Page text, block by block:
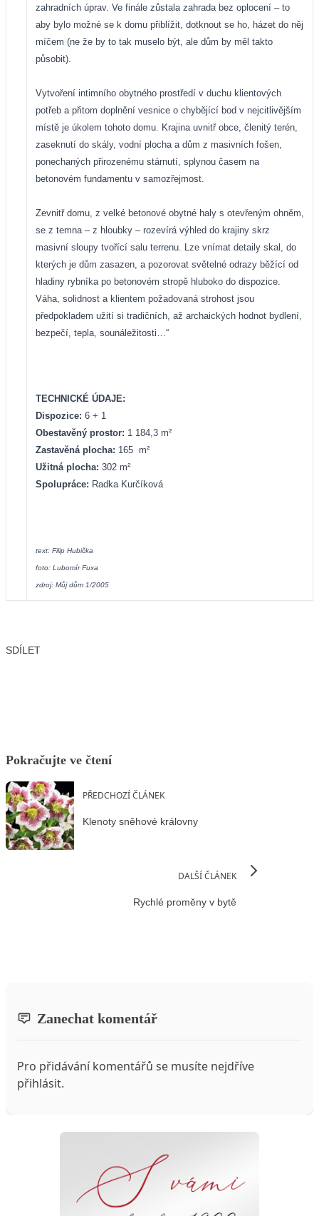
zahradních úprav. Ve finále zůstala zahrada bez oplocení – to
aby bylo možné se k domu přiblížit, dotknout se ho, házet do něj
míčem (ne že by to tak muselo být, ale dům by měl takto
působit).
Vytvoření intimního obytného prostředí v duchu klientových
potřeb a přitom doplnění vesnice o chybějící bod v nejcitlivějším
místě je úkolem tohoto domu. Krajina uvnitř obce, členitý terén,
zaseknutí do skály, vodní plocha a dům z masivních fošen,
ponechaných přirozenému stárnutí, splynou časem na
betonovém fundamentu v samozřejmost.
Zevnitř domu, z velké betonové obytné haly s otevřeným ohněm,
se z temna – z hloubky – rozevírá výhled do krajiny skrz
masivní sloupy tvořící salu terrenu. Lze vnímat detaily skal, do
kterých je dům zasazen, a pozorovat světelné odrazy běžící od
hladiny rybníka po betonovém stropě hluboko do dispozice.
Váha, solidnost a klientem požadovaná strohost jsou
předpokladem užití si tradičních, až archaických hodnot bydlení,
bezpečí, tepla, sounáležitosti…“
TECHNICKÉ ÚDAJE:
Dispozice: 6 + 1
Obestavěný prostor: 1 184,3 m²
Zastavěná plocha: 165 m²
Užitná plocha: 302 m²
Spolupráce: Radka Kurčíková
text: Filip Hubička
foto: Lubomír Fuxa
zdroj: Můj dům 1/2005
SDÍLET
Pokračujte ve čtení
PŘEDCHOZÍ ČLÁNEK
Klenoty sněhové královny
DALŠÍ ČLÁNEK
Rychlé proměny v bytě
Zanechat komentář
Pro přidávání komentářů se musíte nejdříve
přihlásit.